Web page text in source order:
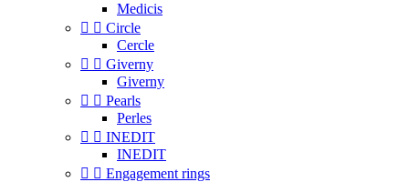
Medicis
  Circle
Cercle
  Giverny
Giverny
  Pearls
Perles
  INEDIT
INEDIT
  Engagement rings